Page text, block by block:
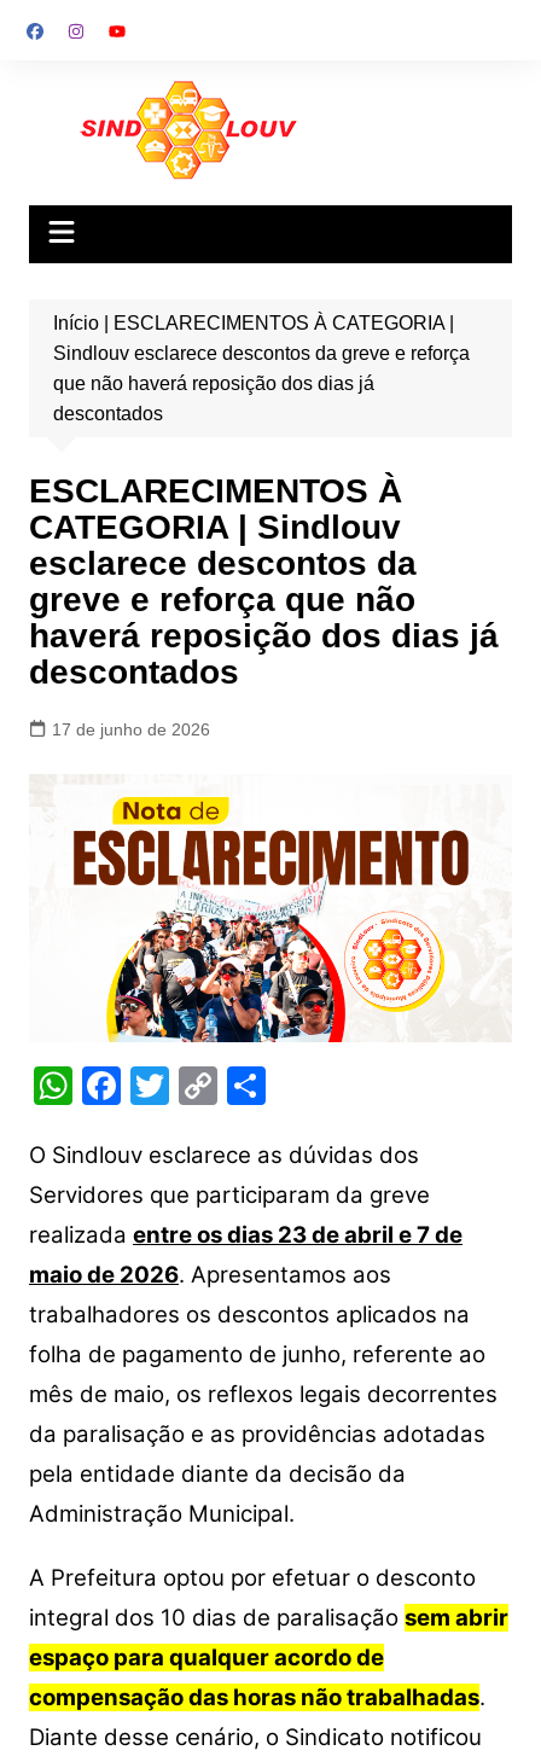
para
Início|
ESCLARECIMENTOS À CATEGORIA |
Sindlouv esclarece descontos da greve e reforça
que não haverá reposição dos dias já
descontados
ESCLARECIMENTOS À
CATEGORIA | Sindlouv
esclarece descontos da
greve e reforça que não
haverá reposição dos dias já
descontados
17 de junho de 2026
W
at
s
A
p
p
F
c
e
b
o
o
k
T
itt
er
C
p
y
Li
n
k
S
ar
e
O Sindlouv esclarece as dúvidas dos
Servidores que participaram da greve
realizada entre os dias 23 de abril e 7 de
maio de 2026. Apresentamos aos
trabalhadores os descontos aplicados na
folha de pagamento de junho, referente ao
mês de maio, os reflexos legais decorrentes
da paralisação e as providências adotadas
pela entidade diante da decisão da
Administração Municipal.
A Prefeitura optou por efetuar o desconto
integral dos 10 dias de paralisação sem abrir
espaço para qualquer acordo de
compensação das horas não trabalhadas.
Diante desse cenário, o Sindicato notificou